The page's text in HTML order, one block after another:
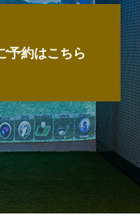
予約はこちら